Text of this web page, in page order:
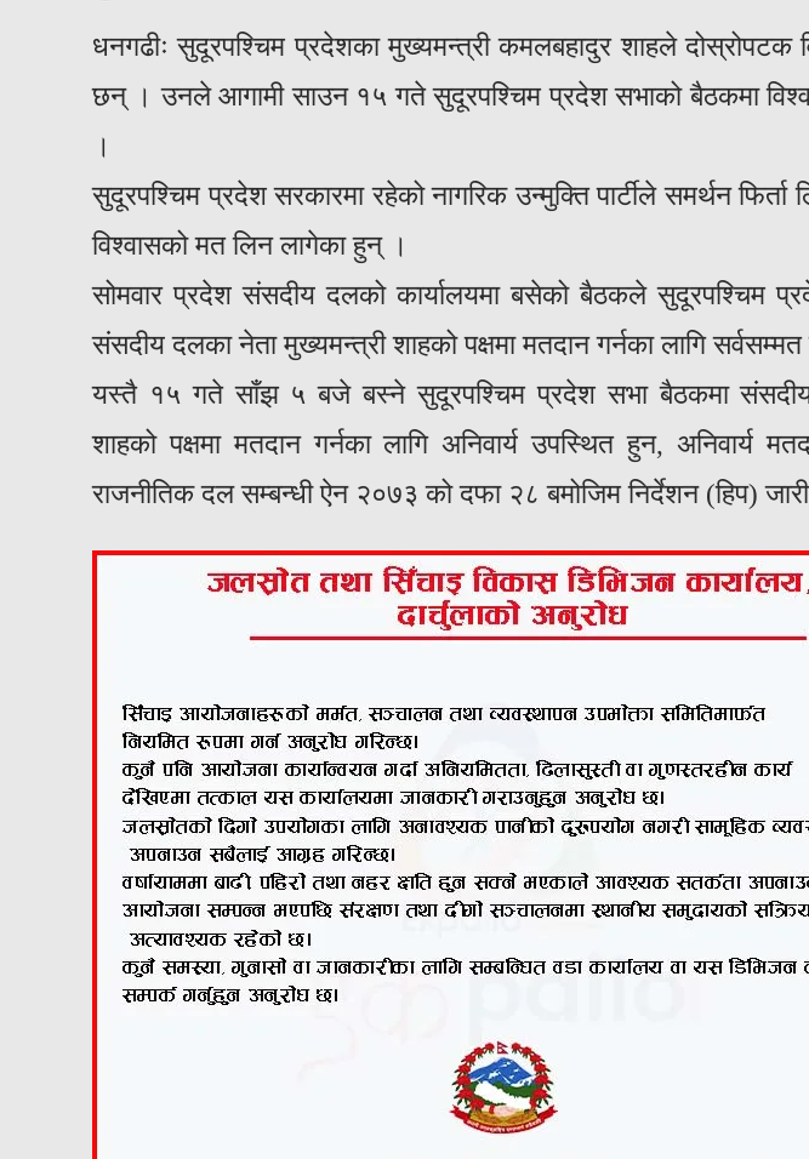
धनगढीः सुदूरपश्चिम प्रदेशका मुख्यमन्त्री कमलबहादुर शाहले दोस्रोपटक
छन् । उनले आगामी साउन १५ गते सुदूरपश्चिम प्रदेश सभाको बैठकमा
।
सुदूरपश्चिम प्रदेश सरकारमा रहेको नागरिक उन्मुक्ति पार्टीले समर्थन फिर्ता
विश्वासको मत लिन लागेका हुन् ।
सोमवार प्रदेश संसदीय दलको कार्यालयमा बसेको बैठकले सुदूरपश्चिम
संसदीय दलका नेता मुख्यमन्त्री शाहको पक्षमा मतदान गर्नका लागि
यस्तै १५ गते साँझ ५ बजे बस्ने सुदूरपश्चिम प्रदेश सभा बैठकमा संसदीय
शाहको पक्षमा मतदान गर्नका लागि अनिवार्य उपस्थित हुन, अनिवार्य
राजनीतिक दल सम्बन्धी ऐन २०७३ को दफा २८ बमोजिम निर्देशन (हिप)